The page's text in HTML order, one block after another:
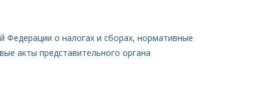
Федерации о налогах и сборах, нормативные
акты представительного органа